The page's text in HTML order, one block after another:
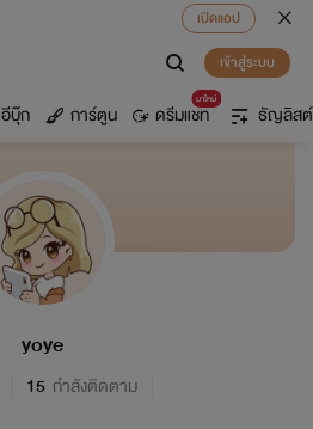
เปิดแอป
เข้าสู่ระบบ
อีบุ๊ก การ์ตูน
มาใหม่
ดรีมแชท ธัญลิสต์
yoye
15 กำลังติดตาม